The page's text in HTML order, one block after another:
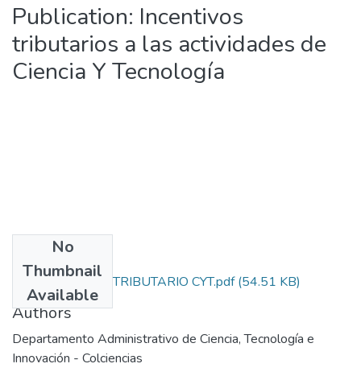
Publication: Incentivos
tributarios a las actividades de
Ciencia Y Tecnología
No
Thumbnail
Available
365. INCENTIVO TRIBUTARIO CYT.pdf(54.51 KB)
Authors
Departamento Administrativo de Ciencia, Tecnología e
Innovación - Colciencias